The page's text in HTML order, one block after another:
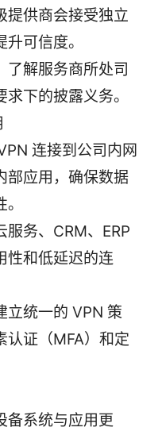
提供商会接受独立
可信度。
了解服务商所处司
下的披露义务。
连接到公司内网
部应用，确保数据
务、CRM、ERP
性和低延迟的连
立统一的 VPN 策
认证（MFA）和定
备系统与应用更